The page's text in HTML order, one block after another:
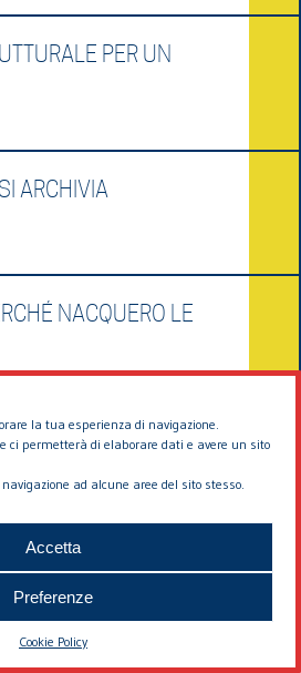
la tua esperienza di navigazione.
ci permetterà di elaborare dati e avere un sito
ad alcune aree del sito stesso.
Accetta
Preferenze
Cookie Policy
PER UN
ARCHIVIA
NACQUERO LE
PER L’EUROPA